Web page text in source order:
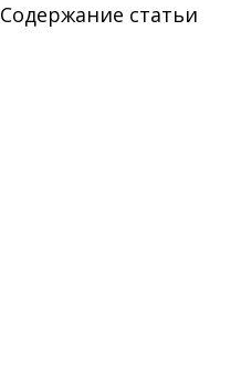
Содержание статьи